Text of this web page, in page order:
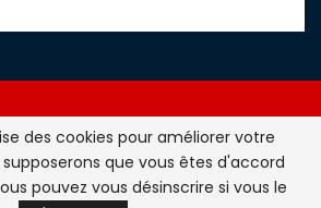
de l'actualité de la France et du
Droits Réservés - Atlasinfo- 2026
des cookies pour améliorer votre
que vous êtes d'accord
pouvez vous désinscrire si vous le